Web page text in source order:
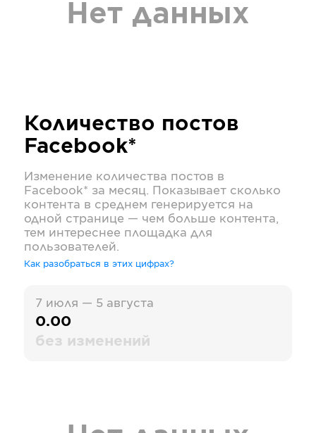
Нет данных
Количество постов
Facebook*
Изменение количества постов в
Facebook* за месяц. Показывает сколько
контента в среднем генерируется на
одной странице — чем больше контента,
тем интереснее площадка для
пользователей.
Как разобраться в этих цифрах?
7 июля — 5 августа
0.00
без изменений